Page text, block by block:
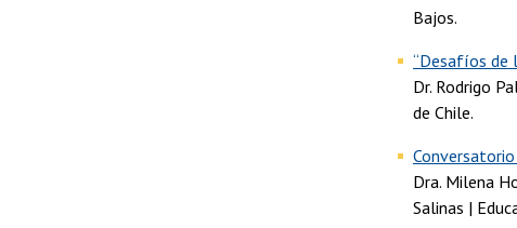
Bajos.
“Desafíos de
Dr. Rodrigo
de Chile.
Dra. Milena
Salinas |